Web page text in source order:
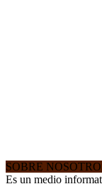
SOBRE
Es un medio